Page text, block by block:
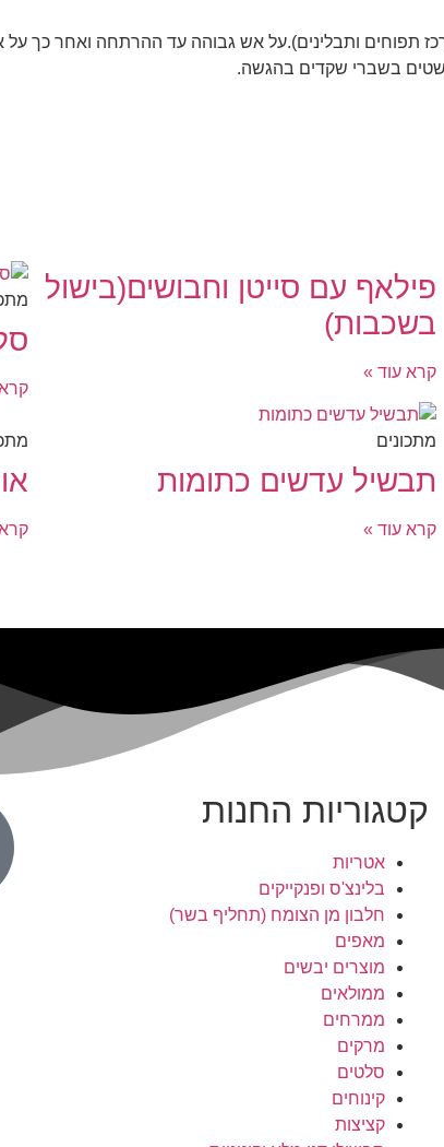
תפוחים ותבלינים).על אש גבוהה עד ההרתחה ואחר כך על
בשברי שקדים בהגשה.
פילאף עם סייטן וחבושים(בישול
בשכבות)
קרא עוד »
מתכונים
תבשיל עדשים כתומות
קרא עוד »
קטגוריות החנות
אטריות
בלינצ'ס ופנקייקים
חלבון מן הצומח (תחליף בשר)
מאפים
מוצרים יבשים
ממולאים
ממרחים
מרקים
סלטים
קינוחים
קציצות